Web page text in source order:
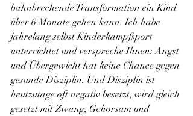
bahnbrechende Transformation ein Kind
über 6 Monate gehen kann. Ich habe
jahrelang selbst Kinderkampfsport
unterrichtet und verspreche Ihnen: Angst
und Übergewicht hat keine Chance gegen
gesunde Disziplin. Und Disziplin ist
heutzutage oft negativ besetzt, wird gleich
gesetzt mit Zwang, Gehorsam und